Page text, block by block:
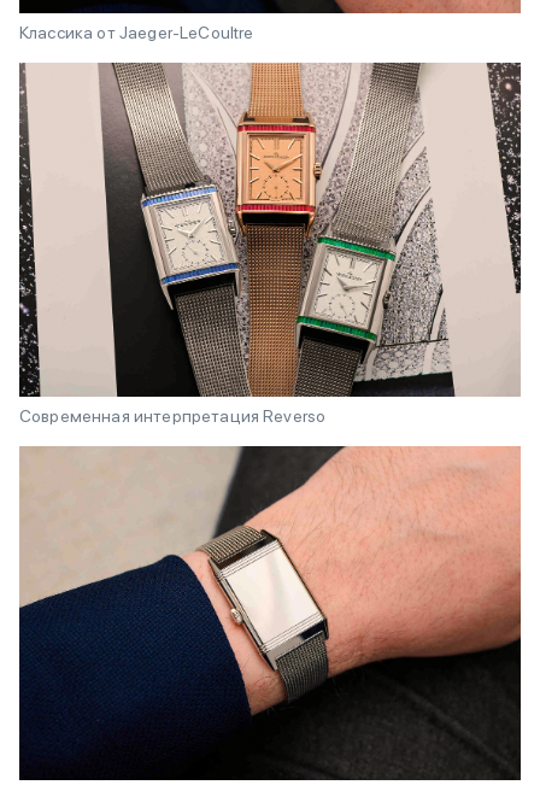
Классика от Jaeger-LeCoultre
Современная интерпретация Reverso